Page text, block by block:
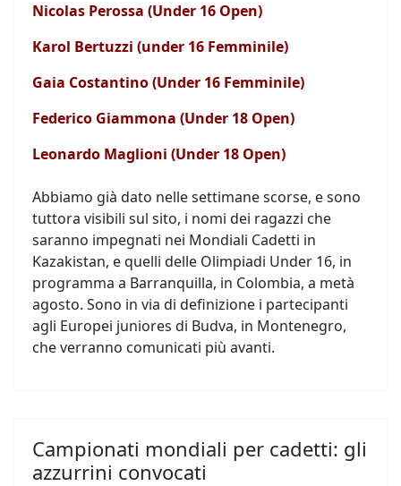
Nicolas Perossa (Under 16 Open)
Karol Bertuzzi (under 16 Femminile)
Gaia Costantino (Under 16 Femminile)
Federico Giammona (Under 18 Open)
Leonardo Maglioni (Under 18 Open)
Abbiamo già dato nelle settimane scorse, e sono
tuttora visibili sul sito, i nomi dei ragazzi che
saranno impegnati nei Mondiali Cadetti in
Kazakistan, e quelli delle Olimpiadi Under 16, in
programma a Barranquilla, in Colombia, a metà
agosto. Sono in via di definizione i partecipanti
agli Europei juniores di Budva, in Montenegro,
che verranno comunicati più avanti.
Campionati mondiali per cadetti: gli
azzurrini convocati